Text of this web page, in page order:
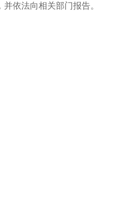
依法向相关部门报告。